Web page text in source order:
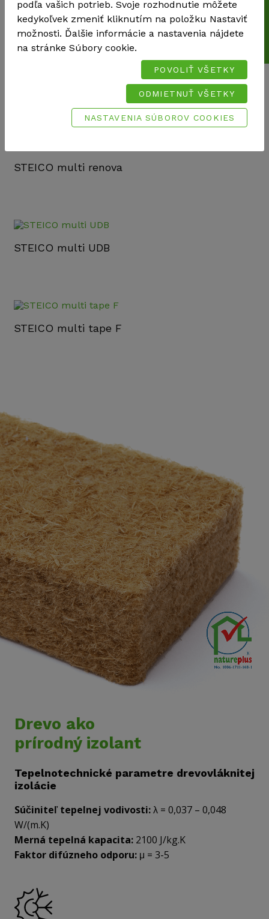
STEICO multi nail
STEICO multi renova
STEICO multi UDB
STEICO multi tape F
Drevo ako
prírodný izolant
Tepelnotechnické parametre drevovláknitej
izolácie
Súčiniteľ tepelnej vodivosti:λ = 0,037 – 0,048
W/(m.K)
Merná tepelná kapacita: 2100 J/kg.K
Faktor difúzneho odporu: μ = 3-5
podľa vašich potrieb. Svoje rozhodnutie môžete
kedykoľvek zmeniť kliknutím na položku Nastaviť
možnosti. Ďalšie informácie a nastavenia nájdete
na stránke Súbory cookie.
POVOLIŤ VŠETKY
ODMIETNUŤ VŠETKY
NASTAVENIA SÚBOROV COOKIES